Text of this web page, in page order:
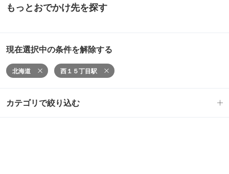
もっとおでかけ先を探す
現在選択中の条件を解除する
北海道 西１５丁目駅
カテゴリで絞り込む